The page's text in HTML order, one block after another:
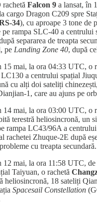
rachetă Falcon 9 a lansat, în
cargo Dragon C209 spre
34), cu aproape 3 tone de
rampa SLC-40 a centrului
separarea de treapta
pe Landing Zone 40, după
15 mai, la ora 04:33 UTC, o
LC130 a centrului spațial
cu alți doi sateliți
1, care au ajuns pe
14 mai, la ora 03:00 UTC, o
terestră heliosincronă, un
rampa LC43/96A a
rachetei Zhuque-2E după
cu treapta secundară.
12 mai, la ora 11:58 UTC,
Taiyuan, o rachetă
heliosincronă, 18 sateliți
Spacesail Constellation